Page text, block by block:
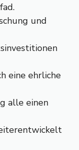
und
eine ehrliche
alle einen